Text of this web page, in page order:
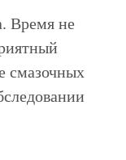
Время не
смазочных